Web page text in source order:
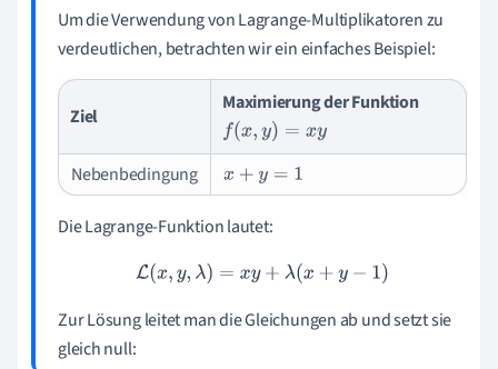
Um die Verwendung von Lagrange-Multiplikatoren zu
verdeutlichen, betrachten wir ein einfaches Beispiel:
Ziel
Maximierung der Funktion
f(x,y)=x y
Nebenbedingung
x+ y=1
Die Lagrange-Funktion lautet:
L(x y,λ )=xy+λ (x+y− 1)
Zur Lösung leitet man die Gleichungen ab und setzt sie
gleich null: